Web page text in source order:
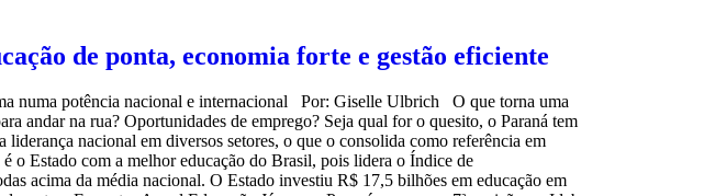
de ponta, economia forte e gestão eficiente
numa potência nacional e internacional Por: Giselle Ulbrich O que torna uma
andar na rua? Oportunidades de emprego? Seja qual for o quesito, o Paraná tem
nacional em diversos setores, o que o consolida como referência em
o Estado com a melhor educação do Brasil, pois lidera o Índice de
acima da média nacional. O Estado investiu R$ 17,5 bilhões em educação em